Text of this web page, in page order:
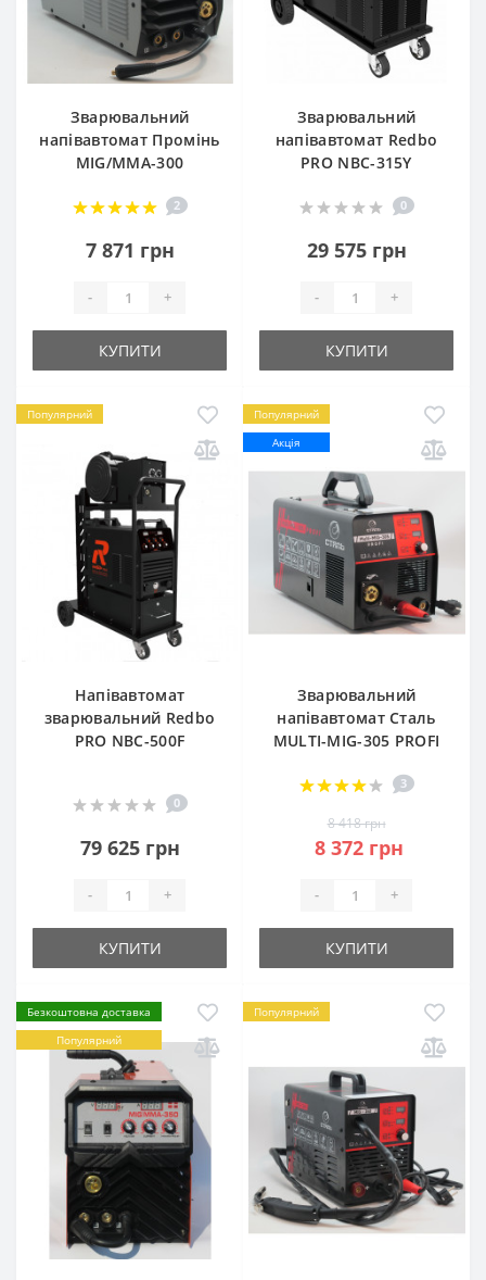
Зварювальний
напівавтомат Промінь
MIG/MMA-300
2
7 871 грн
- +
КУПИТИ
Зварювальний
напівавтомат Redbo
PRO NBC-315Y
0
29 575 грн
- +
КУПИТИ
Популярний
Напівавтомат
зварювальний Redbo
PRO NBC-500F
0
79 625 грн
- +
КУПИТИ
Популярний
Акція
Зварювальний
напівавтомат Сталь
MULTI-MIG-305 PROFI
3
8 418 грн
8 372 грн
- +
КУПИТИ
Безкоштовна доставка
Популярний
Популярний